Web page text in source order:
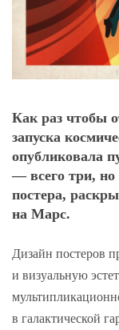
Как раз чтобы
запуска
опубликовала
— всего три,
постера,
на Марс.
Дизайн постеров
и визуальную
в галактической